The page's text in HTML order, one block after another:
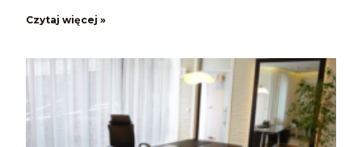
Czytaj więcej »